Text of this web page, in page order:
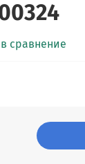
сравнение